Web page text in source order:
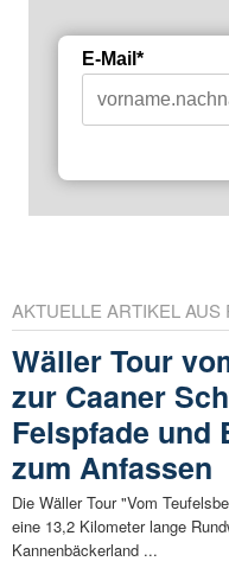
E-Mail*
AKTUELLE ARTIKEL AUS
Wäller Tour
zur Caaner
Felspfade und
zum Anfassen
Die Wäller Tour "Vom
eine 13,2 Kilometer lange
Kannenbäckerland ...